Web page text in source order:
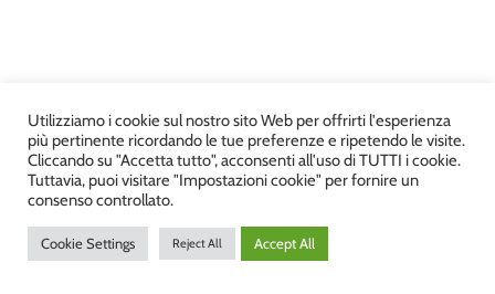
Atelier Kyriad da Mary – via Carducci, 12 – Chiavenna –
Sondrio P.Iva 00812910149 – Tel. 0343 36560 – Sito
realizzato daDiegoGiuriani.com
Utilizziamo i cookie sul nostro sito Web per offrirti l'esperienza
più pertinente ricordando le tue preferenze e ripetendo le visite.
Cliccando su "Accetta tutto", acconsenti all'uso di TUTTI i cookie.
Tuttavia, puoi visitare "Impostazioni cookie" per fornire un
consenso controllato.
Cookie Settings Reject All Accept All